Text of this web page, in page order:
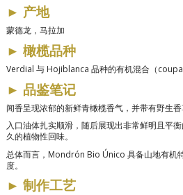
► 产地
蒙德龙，马拉加
► 橄榄品种
Verdial 与 Hojiblanca 品种的有机混合（
► 品鉴笔记
闻香呈现浓郁的新鲜青橄榄香气，并带有野生香
入口油体扎实顺滑，随后展现出非常鲜明且平
久的植物性回味。
总体而言，Mondrón Bio Único 具备山地有机
度。
► 制作工艺